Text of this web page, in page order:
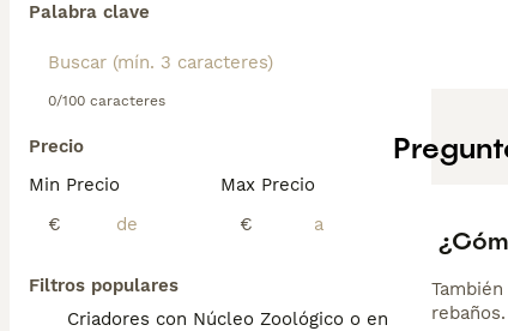
Palabra clave
0/100 caracteres
Precio
Min Precio
€
Max Precio
€
Filtros populares
Criadores con Núcleo Zoológico o en el